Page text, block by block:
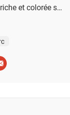
et colorée se
crème fraîche et
whatsapp
à un ami